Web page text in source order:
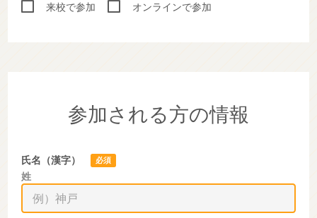
来校で参加
オンラインで参加
参加される方の情報
氏名（漢字） 必須
姓